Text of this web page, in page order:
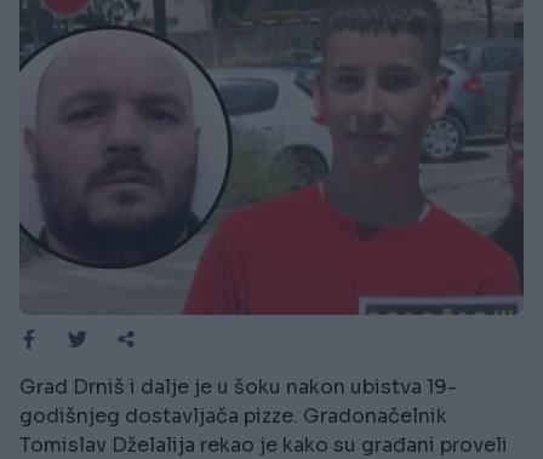
Grad Drniš i dalje je u šoku nakon ubistva 19-
godišnjeg dostavljača pizze. Gradonačelnik
Tomislav Dželalija rekao je kako su građani proveli